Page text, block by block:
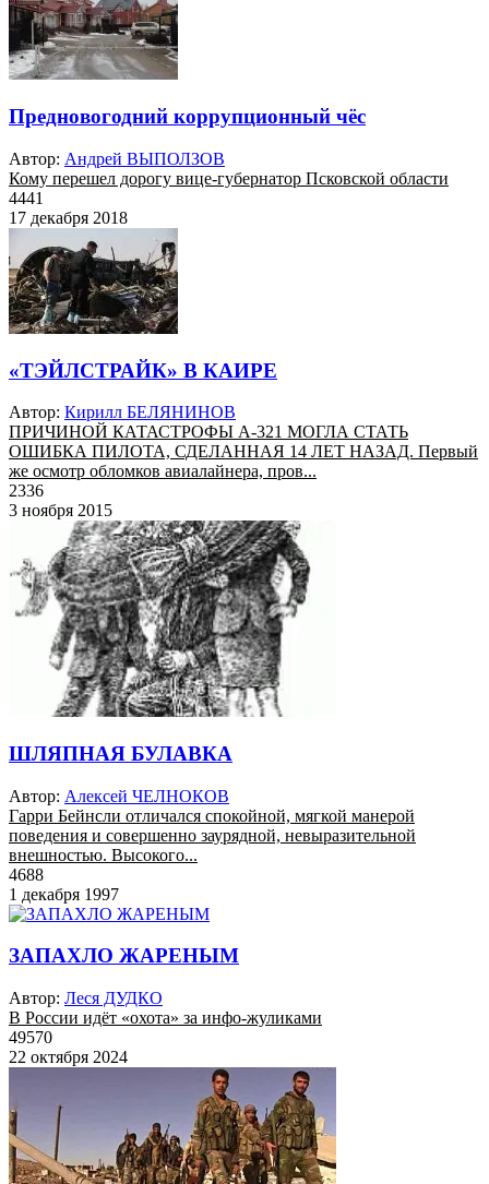
Предновогодний коррупционный чёс
Автор: Андрей ВЫПОЛЗОВ
Кому перешел дорогу вице-губернатор Псковской области
4441
17 декабря 2018
«ТЭЙЛСТРАЙК» В КАИРЕ
Автор: Кирилл БЕЛЯНИНОВ
ПРИЧИНОЙ КАТАСТРОФЫ А-321 МОГЛА СТАТЬ
ОШИБКА ПИЛОТА, СДЕЛАННАЯ 14 ЛЕТ НАЗАД. Первый
же осмотр обломков авиалайнера, пров...
2336
3 ноября 2015
ШЛЯПНАЯ БУЛАВКА
Автор: Алексей ЧЕЛНОКОВ
Гарри Бейнсли отличался спокойной, мягкой манерой
поведения и совершенно заурядной, невыразительной
внешностью. Высокого...
4688
1 декабря 1997
ЗАПАХЛО ЖАРЕНЫМ
Автор: Леся ДУДКО
В России идёт «охота» за инфо-жуликами
49570
22 октября 2024